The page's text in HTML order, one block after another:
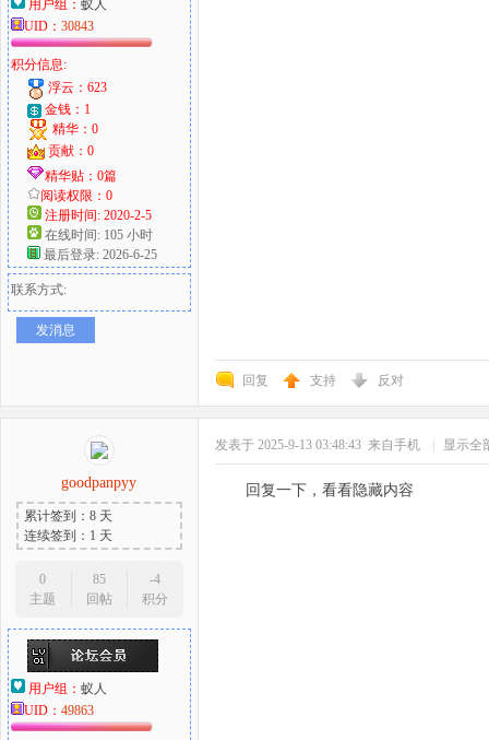
用户组： 蚁人
UID： 30843
积分信息:
浮云：623
金钱：1
精华：0
贡献：0
精华贴：0篇
阅读权限：0
注册时间: 2020-2-5
在线时间: 105 小时
最后登录: 2026-6-25
联系方式:
发消息
回复 支持 反对
goodpanpyy
累计签到：8 天
连续签到：1 天
0
主题
85
回帖
-4
积分
用户组： 蚁人
UID： 49863
发表于 2025-9-13 03:48:43 来自手机 显示全
回复一下，看看隐藏内容